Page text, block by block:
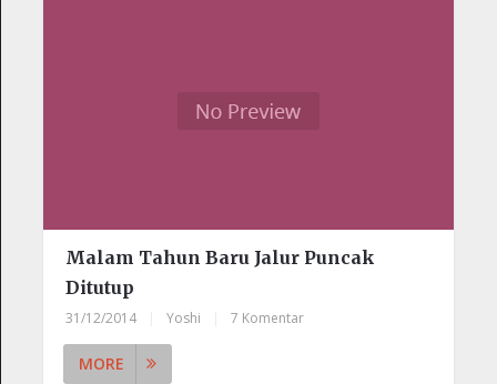
Malam Tahun Baru Jalur Puncak
Ditutup
31/12/2014 Yoshi 7 Komentar
MORE